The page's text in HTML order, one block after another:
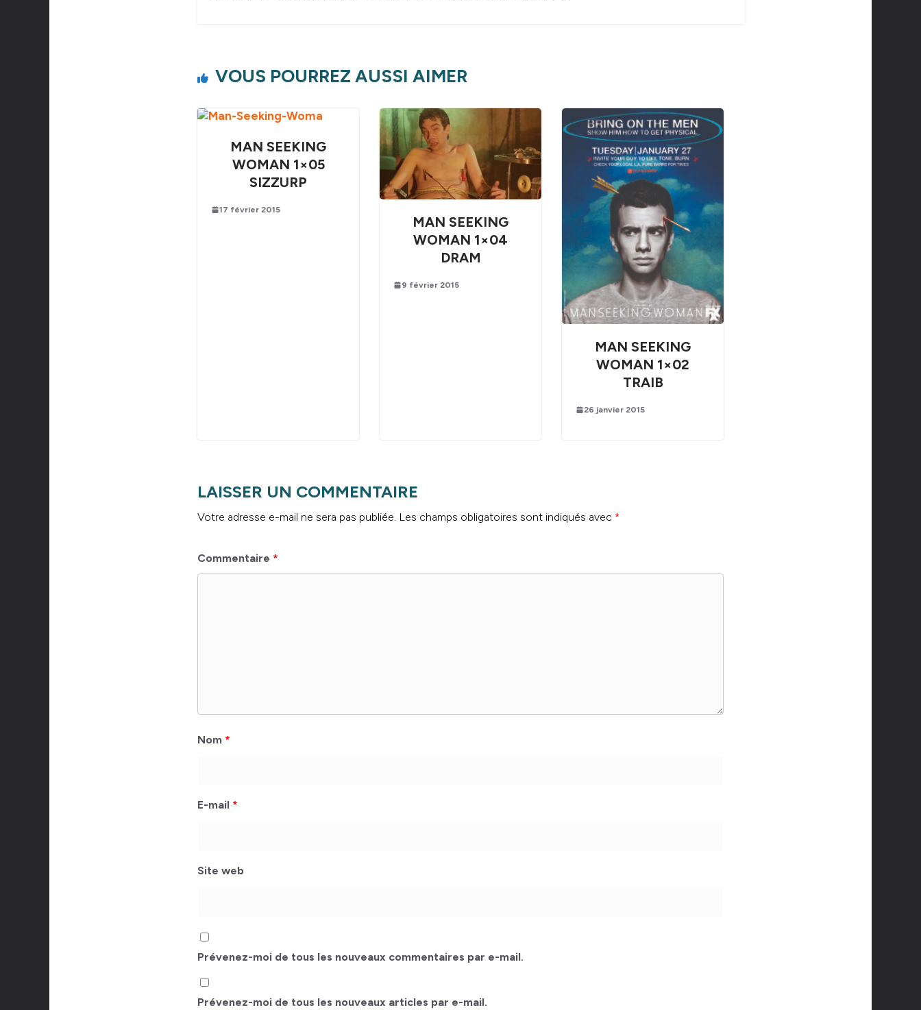
VOUS POURREZ AUSSI AIMER
MAN SEEKING
WOMAN 1×05
SIZZURP
17 février 2015
MAN SEEKING
WOMAN 1×04
DRAM
9 février 2015
MAN SEEKING
WOMAN 1×02
TRAIB
26 janvier 2015
LAISSER UN COMMENTAIRE
Votre adresse e-mail ne sera pas publiée. Les champs obligatoires sont indiqués avec *
Commentaire *
Nom *
E-mail *
Site web
Prévenez-moi de tous les nouveaux commentaires par e-mail.
Prévenez-moi de tous les nouveaux articles par e-mail.